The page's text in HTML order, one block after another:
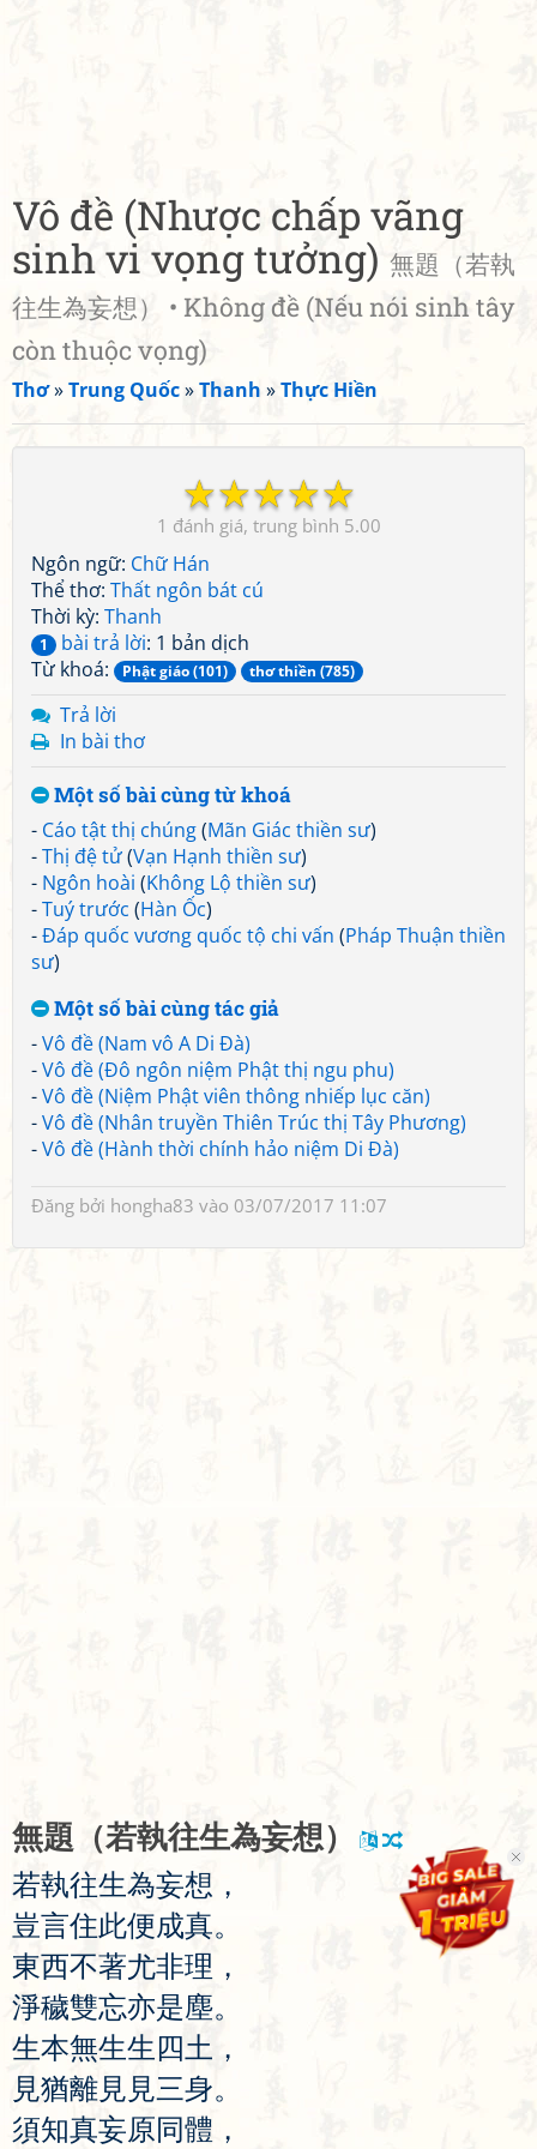
Vô đề (Nhược chấp vãng
sinh vi vọng tưởng) 無題（若執
往生為妄想） • Không đề (Nếu nói sinh tây
còn thuộc vọng)
Thơ»Trung Quốc»Thanh »Thực Hiền
☆
☆
☆
☆
☆
1 5.00
Ngôn ngữ: Chữ Hán
Thể thơ: Thất ngôn bát cú
Thời kỳ: Thanh
1 bài trả lời: 1 bản dịch
Từ khoá:
Phật giáo (101) thơ thiền (785)
Trả lời
In bài thơ
Một số bài cùng từ khoá
- Cáo tật thị chúng(Mãn Giác thiền sư)
-Thị đệ tử(Vạn Hạnh thiền sư)
- Ngôn hoài (Không Lộ thiền sư)
-Tuý trước (Hàn Ốc)
-Đáp quốc vương quốc tộ chi vấn (Pháp Thuận thiền
sư)
Một số bài cùng tác giả
-Vô đề (Nam vô A Di Đà)
-Vô đề (Đô ngôn niệm Phật thị ngu phu)
-Vô đề (Niệm Phật viên thông nhiếp lục căn)
-Vô đề (Nhân truyền Thiên Trúc thị Tây Phương)
-Vô đề (Hành thời chính hảo niệm Di Đà)
Đăng bởi hongha83 vào 03/07/2017 11:07
無題 （若執往生為妄想）
若執往生為妄想 ，
豈言住此便成真。
東西不著尤非理 ，
淨穢雙忘亦是塵。
生本無生生 四 土 ，
見猶離見 見三身。
須知真妄原同體 ，